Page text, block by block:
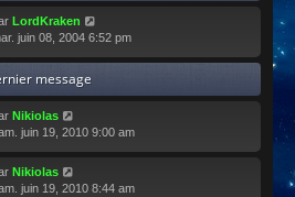
i
e
r
m
e
s
l
e
d
e
e
e
LordKraken
juin 08, 2004 6:52 pm
message
Nikiolas
juin 19, 2010 9:00 am
Nikiolas
juin 19, 2010 8:44 am